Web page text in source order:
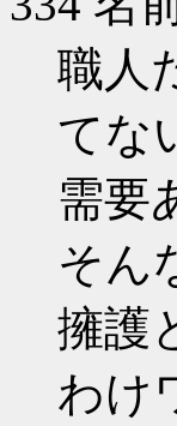
職人
てな
需要
そん
擁護
わけ